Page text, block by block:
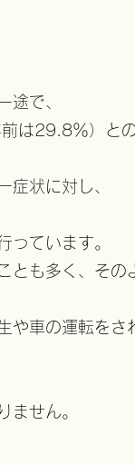
途で、
は29.8％）との
症状に対し、
っています。
も多く、そ
や車の運転を
ません。